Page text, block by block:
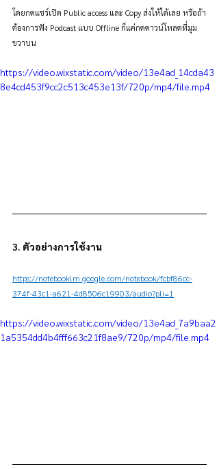
โดยกดแชร์เปิด Public access และ Copy ส่งให้ได้เลย หรือถ้า
ต้องการฟัง Podcast แบบ Offline ก็แค่กดดาวน์โหลดที่มุม
ขวาบน
https://video.wixstatic.com/video/13e4ad_14cda43
8e4cd453f9cc2c513c453e13f/720p/mp4/file.mp4
3. ตัวอย่างการใช้งาน
https://notebooklm.google.com/notebook/fcbf86cc-
374f-43c1-a621-4d8506c19903/audio?pli=1
https://video.wixstatic.com/video/13e4ad_7a9baa2
1a5354dd4b4fff663c21f8ae9/720p/mp4/file.mp4